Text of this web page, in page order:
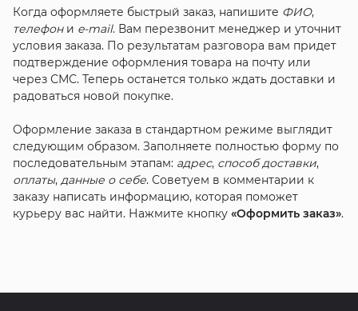
Когда оформляете быстрый заказ, напишите ФИО,
телефони e-mail. Вам перезвонит менеджер и уточнит
условия заказа. По результатам разговора вам придет
подтверждение оформления товара на почту или
через СМС. Теперь останется только ждать доставки и
радоваться новой покупке.
Оформление заказа в стандартном режиме выглядит
следующим образом. Заполняете полностью форму по
последовательным этапам: адрес, способ доставки,
оплаты, данные о себе. Советуем в комментарии к
заказу написать информацию, которая поможет
курьеру вас найти. Нажмите кнопку «Оформить заказ».